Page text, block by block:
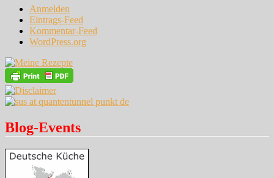
Anmelden
Eintrags-Feed
Kommentar-Feed
WordPress.org
Blog-Events